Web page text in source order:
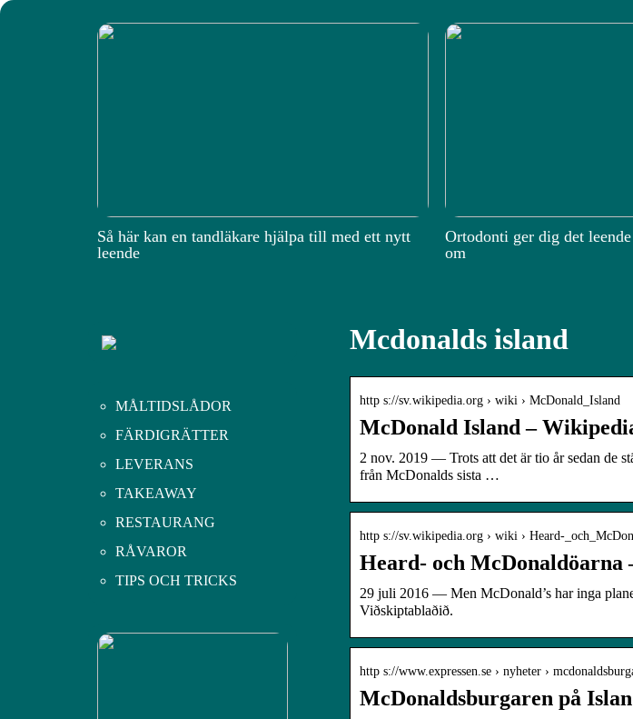
Så här kan en tandläkare hjälpa till med ett nytt
leende
Ortodonti ger dig det
om
Mcdonalds island
http s://sv.wikipedia.org › wiki › McDonald_Island
McDonald Island –
2 nov. 2019 — Trots att det är tio år sedan de
från McDonalds sista …
http s://sv.wikipedia.org › wiki › Heard-
Heard- och McDonaldöarna
29 juli 2016 — Men McDonald’s har inga
Viðskiptablaðið.
http s://www.expressen.se › nyheter ›
McDonaldsburgaren på
MÅLTIDSLÅDOR
FÄRDIGRÄTTER
LEVERANS
TAKEAWAY
RESTAURANG
RÅVAROR
TIPS OCH TRICKS